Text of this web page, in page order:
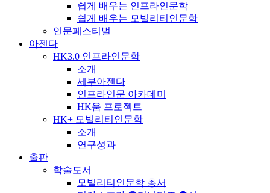
쉽게 배우는 인프라인문학
쉽게 배우는 모빌리티인문학
인문페스티벌
아젠다
HK3.0 인프라인문학
소개
세부아젠다
인프라인문 아카데미
HK움 프로젝트
HK+ 모빌리티인문학
소개
연구성과
출판
학술도서
모빌리티인문학 총서